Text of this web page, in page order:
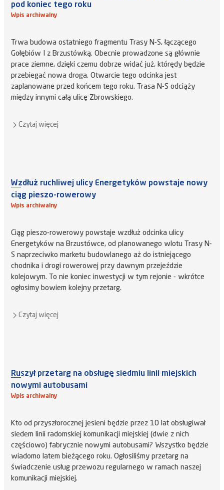
pod koniec tego roku
Wpis archiwalny
Trwa budowa ostatniego fragmentu Trasy N-S, łączącego
Gołębiów I z Brzustówką. Obecnie prowadzone są głównie
prace ziemne, dzięki czemu dobrze widać już, którędy będzie
przebiegać nowa droga. Otwarcie tego odcinka jest
zaplanowane przed końcem tego roku. Trasa N-S odciąży
między innymi całą ulicę Zbrowskiego.
Czytaj więcej
Wzdłuż ruchliwej ulicy Energetyków powstaje nowy
ciąg pieszo-rowerowy
Wpis archiwalny
Ciąg pieszo-rowerowy powstaje wzdłuż odcinka ulicy
Energetyków na Brzustówce, od planowanego wlotu Trasy N-
S naprzeciwko marketu budowlanego aż do istniejącego
chodnika i drogi rowerowej przy dawnym przejeździe
kolejowym. To nie koniec inwestycji w tym rejonie - wkrótce
ogłosimy bowiem kolejny przetarg.
Czytaj więcej
Ruszył przetarg na obsługę siedmiu linii miejskich
nowymi autobusami
Wpis archiwalny
Kto od przyszłorocznej jesieni będzie przez 10 lat obsługiwał
siedem linii radomskiej komunikacji miejskiej (dwie z nich
częściowo) fabrycznie nowymi autobusami? Wszystko będzie
wiadomo latem bieżącego roku. Ogłosiliśmy przetarg na
świadczenie usług przewozu regularnego w ramach naszej
komunikacji miejskiej.